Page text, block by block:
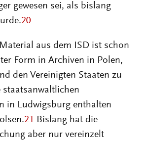
gewesen sei, als bislang
20
aus dem ISD ist schon
Form in Archiven in Polen,
den Vereinigten Staaten zu
in Ludwigsburg enthalten
21
Bislang hat die
aber nur vereinzelt